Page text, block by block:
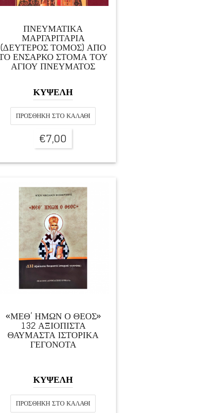
ΠΝΕΥΜΑΤΙΚΑ
ΜΑΡΓΑΡΙΤΑΡΙΑ
(ΔΕΥΤΕΡΟΣ ΤΟΜΟΣ) ΑΠΟ
ΕΝΣΑΡΚΟ ΣΤΟΜΑ ΤΟΥ
ΑΓΙΟΥ ΠΝΕΥΜΑΤΟΣ
ΚΥΨΕΛΗ
ΠΡΟΣΘΉΚΗ ΣΤΟ ΚΑΛΆΘΙ
€7,00
«ΜΕΘ’ ΗΜΩΝ Ο ΘΕΟΣ»
132 ΑΞΙΟΠΙΣΤΑ
ΘΑΥΜΑΣΤΑ ΙΣΤΟΡΙΚΑ
ΓΕΓΟΝΟΤΑ
ΚΥΨΕΛΗ
ΠΡΟΣΘΉΚΗ ΣΤΟ ΚΑΛΆΘΙ